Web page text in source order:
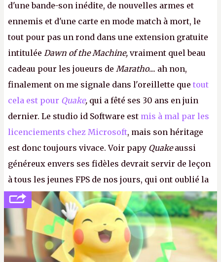
d'une bande-son inédite, de nouvelles armes et
ennemis et d'une carte en mode match à mort, le
tout pour pas un rond dans une extension gratuite
intitulée Dawn of the Machine, vraiment quel beau
cadeau pour les joueurs de Maratho.... ah non,
finalement on me signale dans l'oreillette que tout
cela est pour Quake, qui a fêté ses 30 ans en juin
dernier. Le studio id Software est mis à mal par les
licenciements chez Microsoft, mais son héritage
est donc toujours vivace. Voir papy Quakeaussi
généreux envers ses fidèles devrait servir de leçon
à tous les jeunes FPS de nos jours, qui ont oublié la
politesse et le respect envers leurs joueurs et les
anciens. Il leur faudrait une bonne guerre des
consoles à ces petits cons !